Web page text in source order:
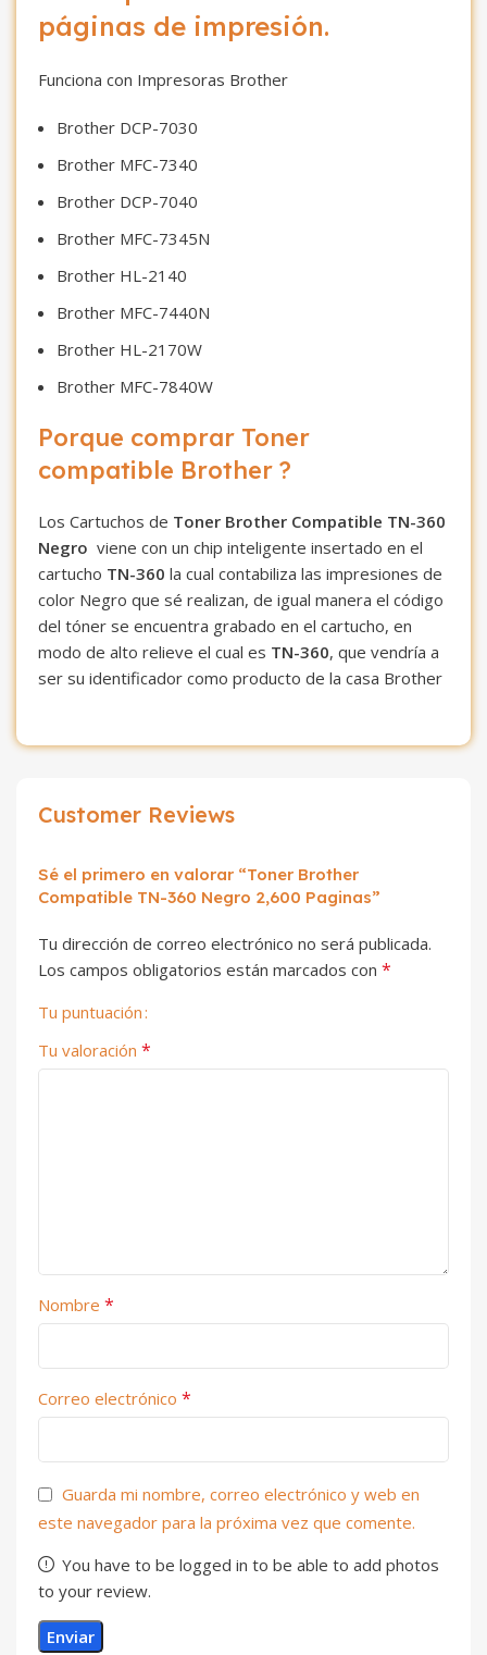
páginas de impresión.
Funciona con Impresoras Brother
Brother DCP-7030
Brother MFC-7340
Brother DCP-7040
Brother MFC-7345N
Brother HL-2140
Brother MFC-7440N
Brother HL-2170W
Brother MFC-7840W
Porque comprar Toner
compatible Brother ?
Los Cartuchos de Toner Brother Compatible TN-360
Negro viene con un chip inteligente insertado en el
cartucho TN-360 la cual contabiliza las impresiones de
color Negro que sé realizan, de igual manera el código
del tóner se encuentra grabado en el cartucho, en
modo de alto relieve el cual es TN-360, que vendría a
ser su identificador como producto de la casa Brother
Customer Reviews
Sé el primero en valorar “Toner Brother
Compatible TN-360 Negro 2,600 Paginas”
Tu dirección de correo electrónico no será publicada.
Los campos obligatorios están marcados con *
Tu puntuación
Tu valoración *
Nombre *
Correo electrónico *
Guarda mi nombre, correo electrónico y web en
este navegador para la próxima vez que comente.
You have to be logged in to be able to add photos
to your review.